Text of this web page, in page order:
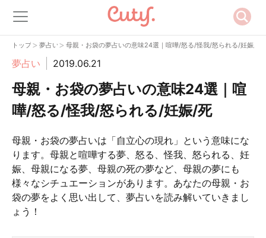
トップ > 夢占い > 母親・お袋の夢占いの意味24選｜喧嘩/怒る/怪我/怒られる/妊娠/死
夢占い 2019.06.21
母親・お袋の夢占いの意味24選｜喧
嘩/怒る/怪我/怒られる/妊娠/死
母親・お袋の夢占いは「自立心の現れ」という意味にな
ります。母親と喧嘩する夢、怒る、怪我、怒られる、妊
娠、母親になる夢、母親の死の夢など、母親の夢にも
様々なシチュエーションがあります。あなたの母親・お
袋の夢をよく思い出して、夢占いを読み解いていきまし
ょう！